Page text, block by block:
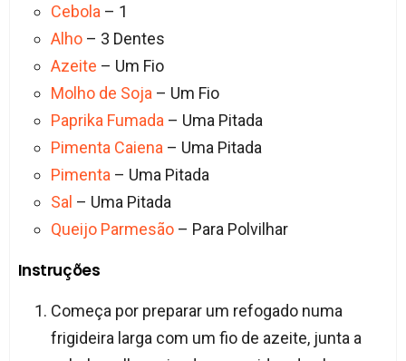
Cebola – 1
Alho– 3 Dentes
Azeite – Um Fio
Molho de Soja – Um Fio
Paprika Fumada – Uma Pitada
Pimenta Caiena – Uma Pitada
Pimenta – Uma Pitada
Sal – Uma Pitada
Queijo Parmesão– Para Polvilhar
Instruções
Começa por preparar um refogado numa
frigideira larga com um fio de azeite, junta a